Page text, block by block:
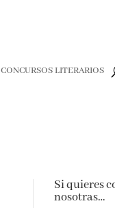
CONCURSOS LITERARIOS
Si quieres
nosotras…